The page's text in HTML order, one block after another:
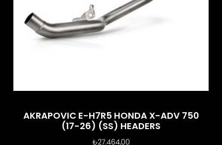
AKRAPOVIC E-H7R5 HONDA X-ADV 750
(17-26) (SS) HEADERS
₺27.464,00